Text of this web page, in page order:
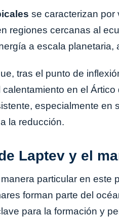
se caracterizan por
regiones cercanas al
a escala
tras el punto de
en el
especialmente en
la reducción.
Laptev y el
particular en este
forman parte del
para la formación y